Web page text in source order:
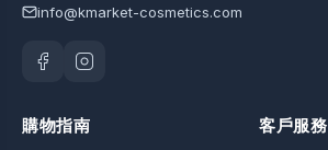
info@kmarket-cosmetics.com
購物指南 客戶服務